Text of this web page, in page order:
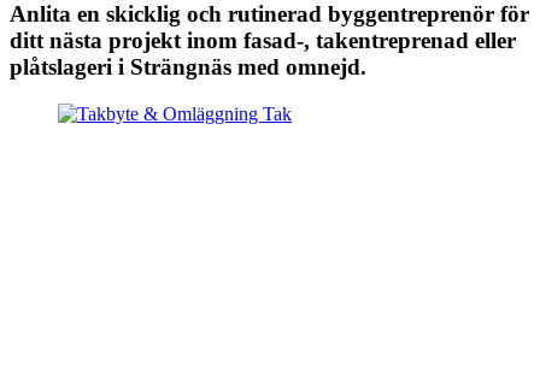
Anlita en skicklig och rutinerad byggentreprenör för
ditt nästa projekt inom fasad-, takentreprenad eller
plåtslageri i Strängnäs med omnejd.